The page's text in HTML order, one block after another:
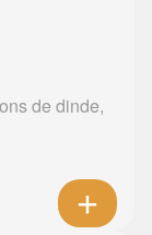
de dinde,